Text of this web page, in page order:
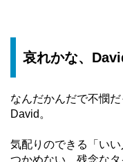
哀れかな、
なんだかんだで不憫
David。
気配りのできる「い
つかめない、残念なタ